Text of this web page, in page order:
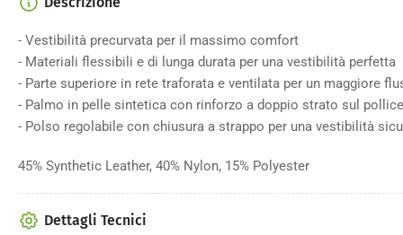
- Vestibilità precurvata per il massimo comfort
- Materiali flessibili e di lunga durata per una vestibilità perfetta
- Parte superiore in rete traforata e ventilata per un maggiore
- Palmo in pelle sintetica con rinforzo a doppio strato sul pollice
- Polso regolabile con chiusura a strappo per una vestibilità
45% Synthetic Leather, 40% Nylon, 15% Polyester
Dettagli Tecnici